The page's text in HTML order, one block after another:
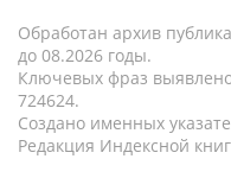
Обработан архив
до 08.2026 годы.
Ключевых фраз
724624.
Создано именных
Редакция Индексной